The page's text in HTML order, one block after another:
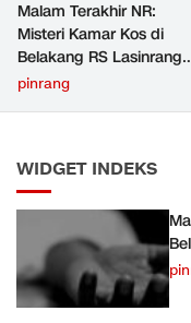
Malam Terakhir NR:
Misteri Kamar Kos di
Belakang RS Lasinrang
Pinrang
pinrang
WIDGET INDEKS